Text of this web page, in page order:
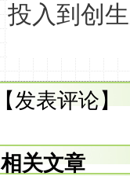
投入到创
【发表评论
相关文章